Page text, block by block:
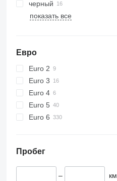
черный
показать все
Евро
Euro 2
Euro 3
Euro 4
Euro 5
Euro 6
Пробег
– км